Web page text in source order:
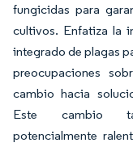
fungicidas para
cultivos. Enfatiza la
integrado de plagas
preocupaciones
cambio hacia
Este cambio
potencialmente